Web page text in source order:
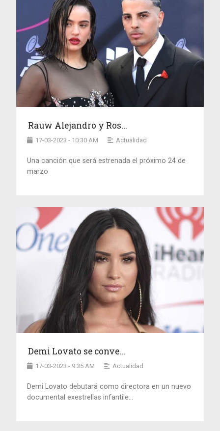
Rauw Alejandro y Ros...
17-03-2023 - 10:30 AM Actualidad
Una canción que será estrenada el próximo 24 de
marzo
Demi Lovato se conve...
17-03-2023 - 9:35 AM Actualidad
Demi Lovato debutará como directora en un nuevo
documental exestrellas infantile...